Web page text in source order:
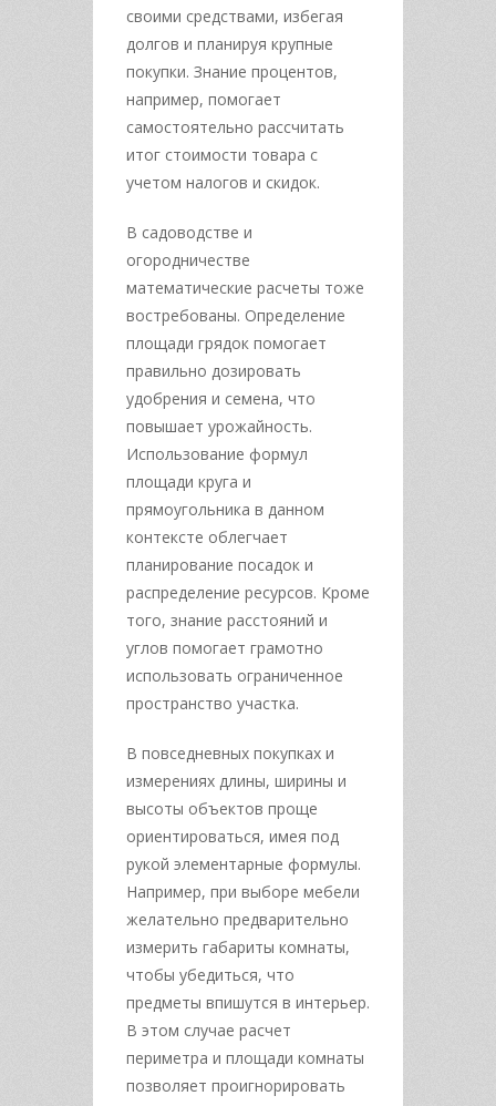
своими средствами, избегая
долгов и планируя крупные
покупки. Знание процентов,
например, помогает
самостоятельно рассчитать
итог стоимости товара с
учетом налогов и скидок.
В садоводстве и
огородничестве
математические расчеты тоже
востребованы. Определение
площади грядок помогает
правильно дозировать
удобрения и семена, что
повышает урожайность.
Использование формул
площади круга и
прямоугольника в данном
контексте облегчает
планирование посадок и
распределение ресурсов. Кроме
того, знание расстояний и
углов помогает грамотно
использовать ограниченное
пространство участка.
В повседневных покупках и
измерениях длины, ширины и
высоты объектов проще
ориентироваться, имея под
рукой элементарные формулы.
Например, при выборе мебели
желательно предварительно
измерить габариты комнаты,
чтобы убедиться, что
предметы впишутся в интерьер.
В этом случае расчет
периметра и площади комнаты
позволяет проигнорировать